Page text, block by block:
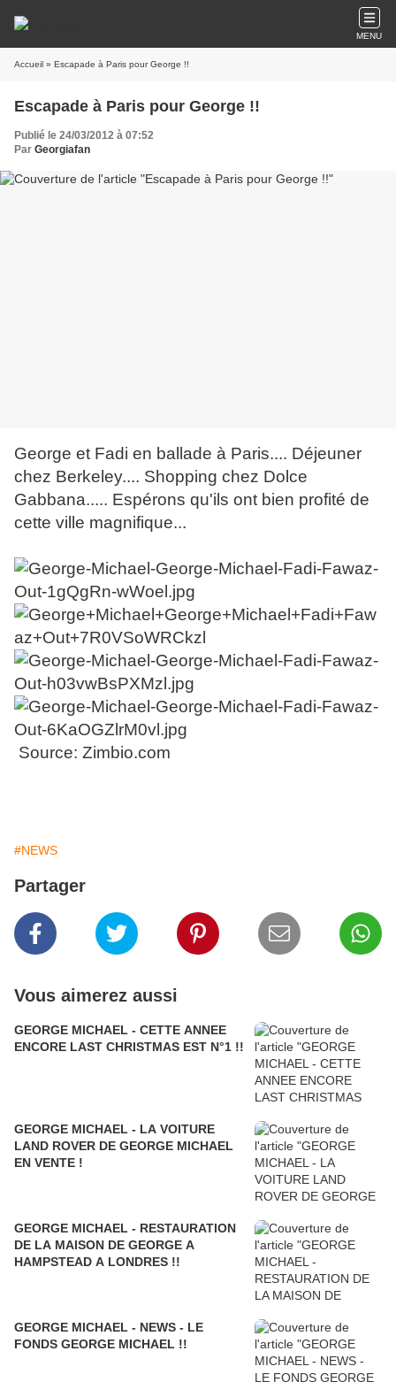
MENU
Accueil » Escapade à Paris pour George !!
Escapade à Paris pour George !!
Publié le 24/03/2012 à 07:52
Par Georgiafan
George et Fadi en ballade à Paris.... Déjeuner
chez Berkeley.... Shopping chez Dolce
Gabbana..... Espérons qu'ils ont bien profité de
cette ville magnifique...
Source: Zimbio.com
#NEWS
Partager
Vous aimerez aussi
GEORGE MICHAEL - CETTE ANNEE
ENCORE LAST CHRISTMAS EST N°1 !!
GEORGE MICHAEL - LA VOITURE
LAND ROVER DE GEORGE MICHAEL
EN VENTE !
GEORGE MICHAEL - RESTAURATION
DE LA MAISON DE GEORGE A
HAMPSTEAD A LONDRES !!
GEORGE MICHAEL - NEWS - LE
FONDS GEORGE MICHAEL !!